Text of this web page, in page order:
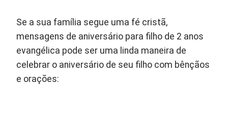
Se a sua família segue uma fé cristã,
mensagens de aniversário para filho de 2 anos
evangélica pode ser uma linda maneira de
celebrar o aniversário de seu filho com bênçãos
e orações: